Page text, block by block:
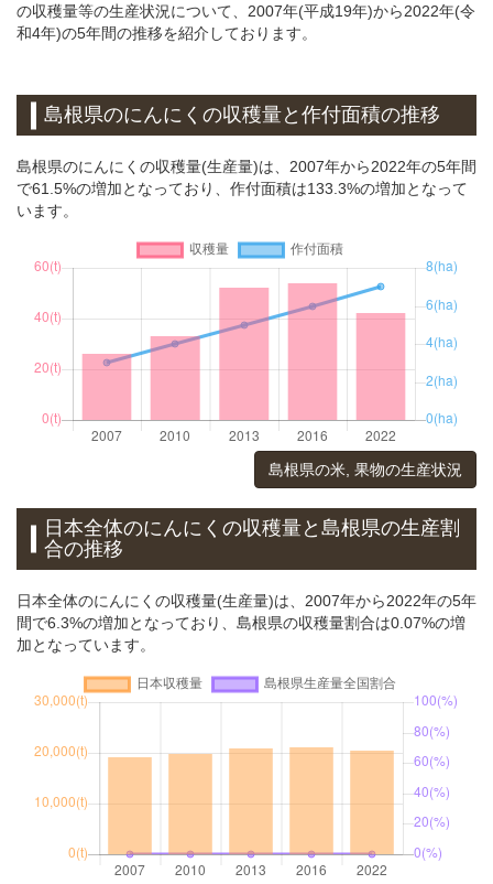
の収穫量等の生産状況について、2007年(平成19年)から2022年(令
和4年)の5年間の推移を紹介しております。
島根県のにんにくの収穫量と作付面積の推移
島根県のにんにくの収穫量(生産量)は、2007年から2022年の5年間
で61.5%の増加となっており、作付面積は133.3%の増加となって
います。
島根県の米, 果物の生産状況
日本全体のにんにくの収穫量と島根県の生産割
合の推移
日本全体のにんにくの収穫量(生産量)は、2007年から2022年の5年
間で6.3%の増加となっており、島根県の収穫量割合は0.07%の増
加となっています。